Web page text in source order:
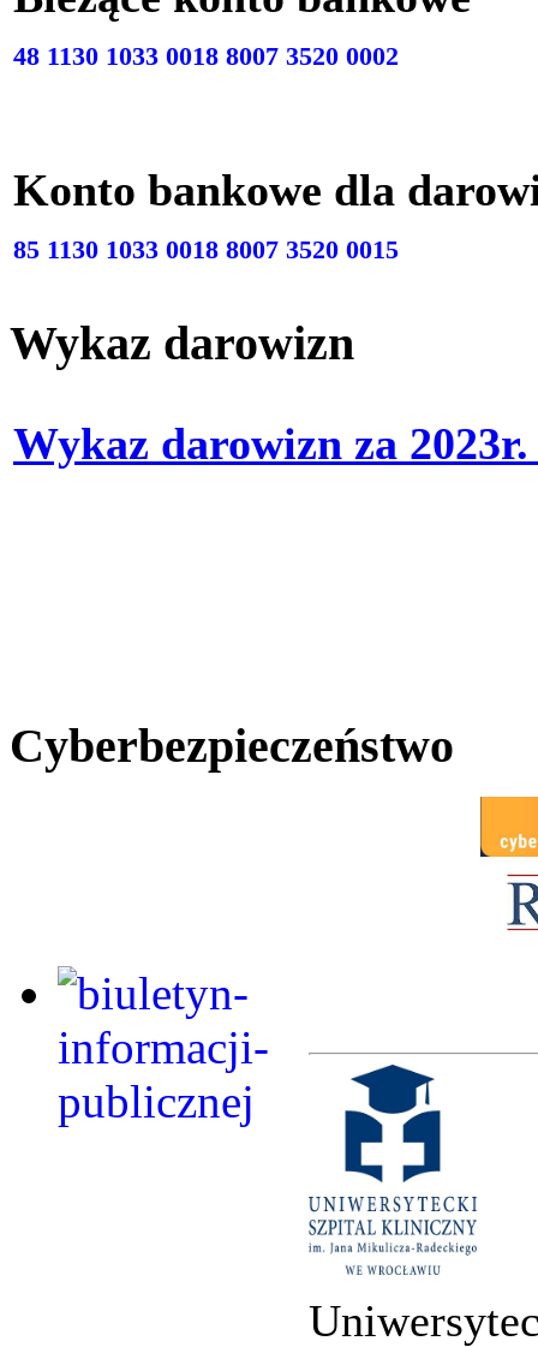
48 1130 1033 0018 8007 3520 0002
Konto bankowe dla
85 1130 1033 0018 8007 3520 0015
Wykaz darowizn
Wykaz darowizn za
Cyberbezpieczeństwo